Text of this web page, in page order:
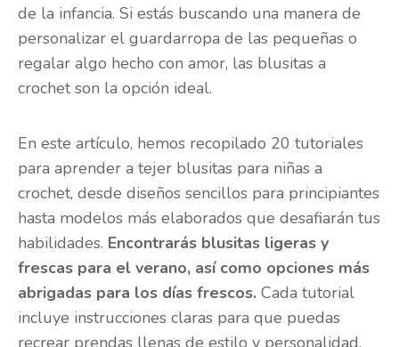
de la infancia. Si estás buscando una manera de
personalizar el guardarropa de las pequeñas o
regalar algo hecho con amor, las blusitas a
crochet son la opción ideal.
En este artículo, hemos recopilado 20 tutoriales
para aprender a tejer blusitas para niñas a
crochet, desde diseños sencillos para principiantes
hasta modelos más elaborados que desafiarán tus
habilidades. Encontrarás blusitas ligeras y
frescas para el verano, así como opciones más
abrigadas para los días frescos. Cada tutorial
incluye instrucciones claras para que puedas
recrear prendas llenas de estilo y personalidad.